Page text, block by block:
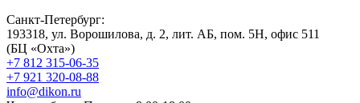
Санкт-Петербург:
193318, ул. Ворошилова, д. 2, лит. АБ, пом. 5Н, офис 511
(БЦ «Охта»)
+7 812 315-06-35
+7 921 320-08-88
info@dikon.ru